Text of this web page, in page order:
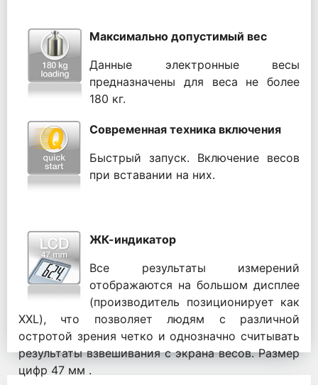
Максимально допустимый вес
Данные электронные весы
предназначены для веса не более
180 кг.
Современная техника включения
Быстрый запуск. Включение весов
при вставании на них.
ЖК-индикатор
Все результаты измерений
отображаются на большом дисплее
(производитель позиционирует как
ХXL), что позволяет людям с различной
остротой зрения четко и однозначно считывать
результаты взвешивания с экрана весов. Размер
цифр 47 мм .